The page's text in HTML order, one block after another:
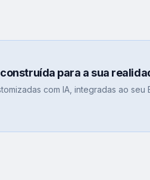
para a sua
com IA, integradas ao seu